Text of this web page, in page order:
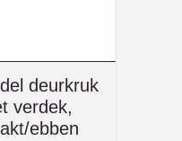
deurkruk
verdek,
ebben